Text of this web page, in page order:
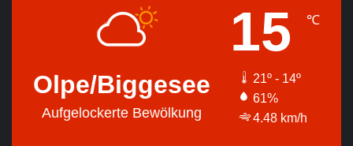
Olpe/Biggesee
Aufgelockerte Bewölkung
15 ℃
21º - 14º
61%
4.48 km/h